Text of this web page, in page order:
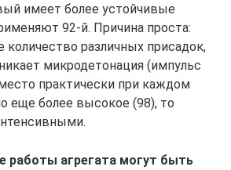
имеет более устойчивые
92-й. Причина проста:
различных присадок,
микродетонация (импульс
практически при каждом
еще более высокое (98), то
работы агрегата могут быть